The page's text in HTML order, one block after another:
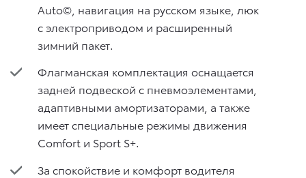
Auto©, навигация на русском языке, люк
с электроприводом и расширенный
зимний пакет.
Флагманская комплектация оснащается
задней подвеской с пневмоэлементами,
адаптивными амортизаторами, а также
имеет специальные режимы движения
Comfort и Sport S+.
За спокойствие и комфорт водителя